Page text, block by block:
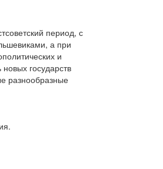
период, с
а при
и
государств
разнообразные